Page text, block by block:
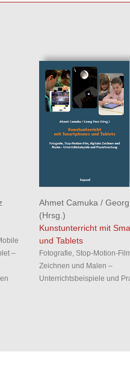
–
Ahmet Camuka /
(Hrsg.)
Kunstunterricht mit
und Tablets
Fotografie, Stop-Motion-
Zeichnen und Malen –
Unterrichtsbeispiele und